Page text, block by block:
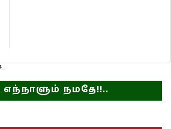
நமதே!!..